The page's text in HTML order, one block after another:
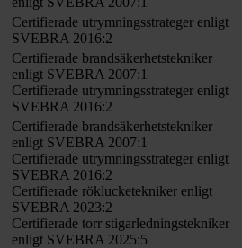
Certifierade utrymningsstrateger enligt
SVEBRA 2016:2
Certifierade brandsäkerhetstekniker
enligt SVEBRA 2007:1
Certifierade utrymningsstrateger enligt
SVEBRA 2016:2
Certifierade brandsäkerhetstekniker
enligt SVEBRA 2007:1
Certifierade utrymningsstrateger enligt
SVEBRA 2016:2
Certifierade röklucketekniker enligt
SVEBRA 2023:2
Certifierade torr stigarledningstekniker
enligt SVEBRA 2025:5